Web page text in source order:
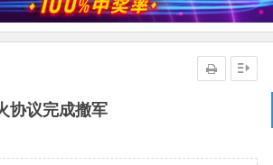
协议完成撤军